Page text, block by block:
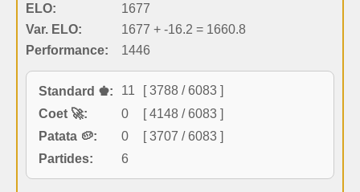
ELO:
1677
Var. ELO:
1677 + -16.2 = 1660.8
Performance:
1446
Standard ♚: 11
[ 3788 / 6083 ]
Coet 🚀:
0
[ 4148 / 6083 ]
Patata 🥔:
0
[ 3707 / 6083 ]
Partides:
6